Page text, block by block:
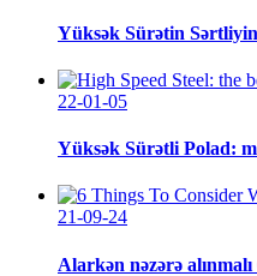
Yüksək Sürətin
22-01-05
Yüksək Sürətli Polad:
21-09-24
Alarkən nəzərə alınmalı